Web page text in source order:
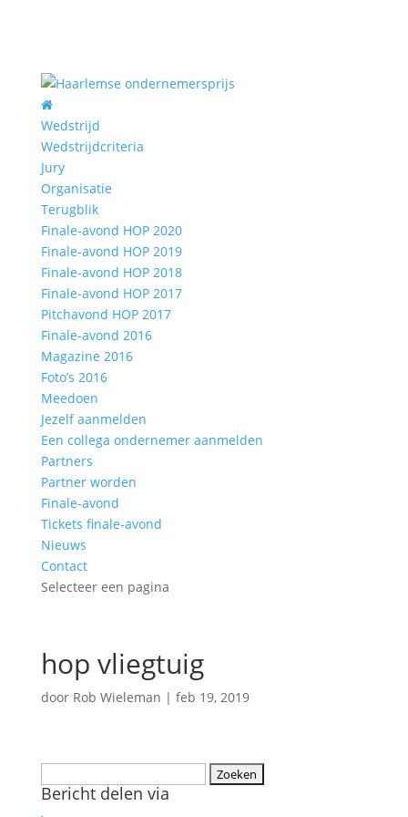
Wedstrijd
Wedstrijdcriteria
Jury
Organisatie
Terugblik
Finale-avond HOP 2020
Finale-avond HOP 2019
Finale-avond HOP 2018
Finale-avond HOP 2017
Pitchavond HOP 2017
Finale-avond 2016
Magazine 2016
Foto’s 2016
Meedoen
Jezelf aanmelden
Een collega ondernemer aanmelden
Partners
Partner worden
Finale-avond
Tickets finale-avond
Nieuws
Contact
Selecteer een pagina
hop vliegtuig
door Rob Wieleman | feb 19, 2019
naar:
Bericht delen via